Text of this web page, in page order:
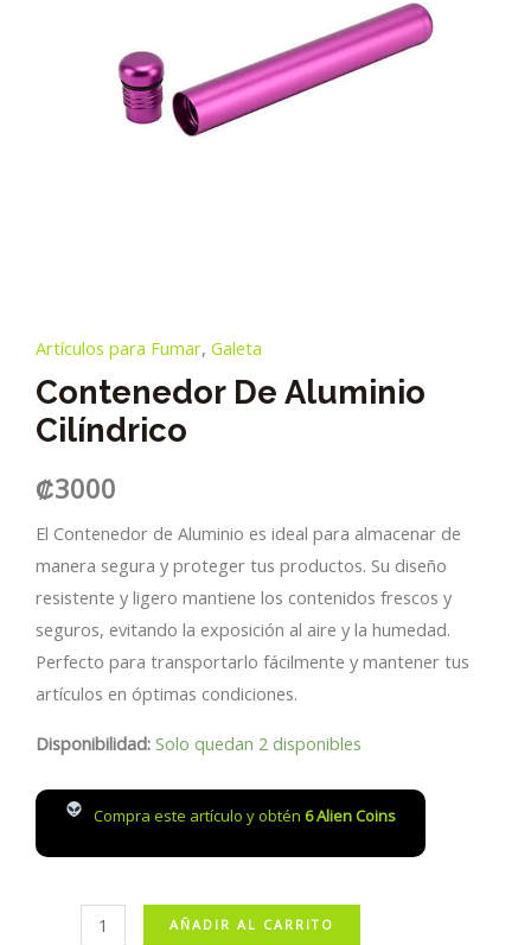
Artículos para Fumar, Galeta
Contenedor De Aluminio
Cilíndrico
₡3000
El Contenedor de Aluminio es ideal para almacenar de
manera segura y proteger tus productos. Su diseño
resistente y ligero mantiene los contenidos frescos y
seguros, evitando la exposición al aire y la humedad.
Perfecto para transportarlo fácilmente y mantener tus
artículos en óptimas condiciones.
Disponibilidad: Solo quedan 2 disponibles
Compra este artículo y obtén 6Alien Coins
Contenedor
AÑADIR AL CARRITO